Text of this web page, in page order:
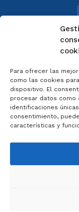
Para ofrecer las
como las cookies
dispositivo. El
procesar datos como
identificaciones
consentimiento,
características y
2023 ©